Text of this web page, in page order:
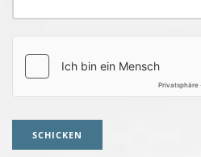
SCHICKEN